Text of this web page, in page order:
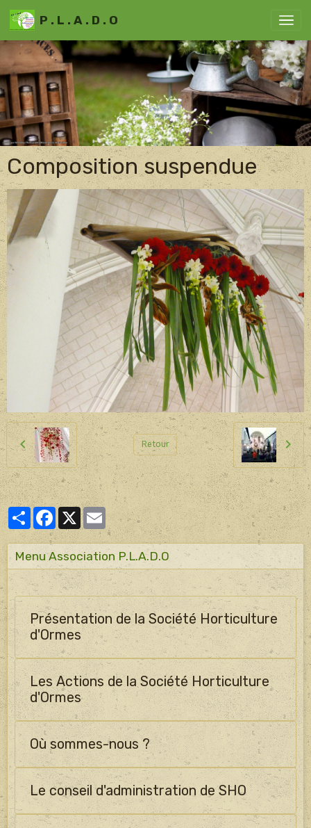
P . L . A . D . O
Composition suspendue
Retour
PartagerFacebook
X Email
Menu Association P.L.A.D.O
Présentation de la Société Horticulture
d'Ormes
Les Actions de la Société Horticulture
d'Ormes
Où sommes-nous ?
Le conseil d'administration de SHO